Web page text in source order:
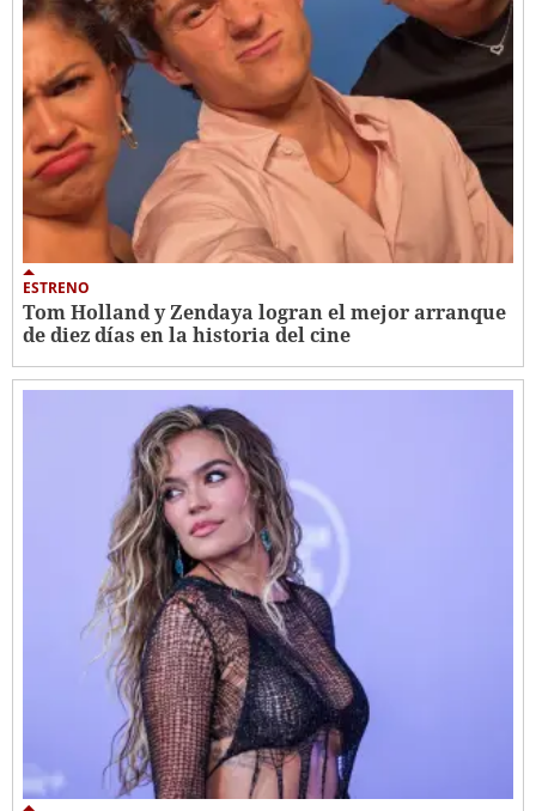
ESTRENO
Tom Holland y Zendaya logran el mejor arranque
de diez días en la historia del cine